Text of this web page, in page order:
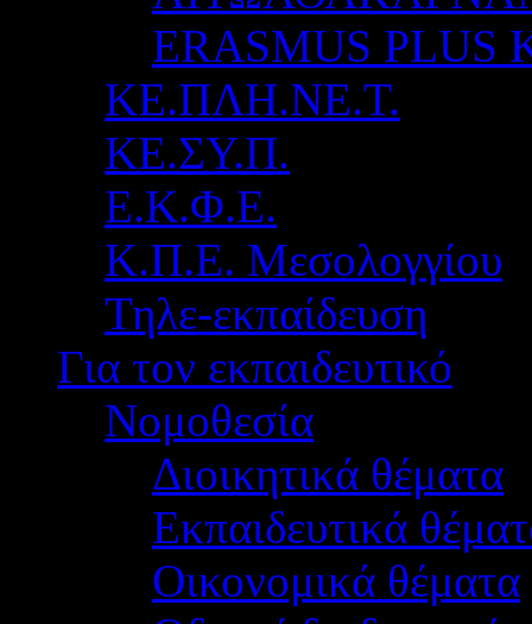
ERASMUS
ΚΕ.ΠΛΗ.ΝΕ.Τ.
ΚΕ.ΣΥ.Π.
Ε.Κ.Φ.Ε.
Κ.Π.Ε. Μεσολογγίου
Τηλε-εκπαίδευση
Για τον εκπαιδευτικό
Νομοθεσία
Διοικητικά θέματα
Εκπαιδευτικά
Οικονομικά θέματα